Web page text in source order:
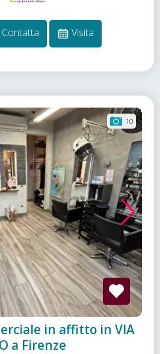
Contatta Visita
10
in affitto in VIA
a Firenze